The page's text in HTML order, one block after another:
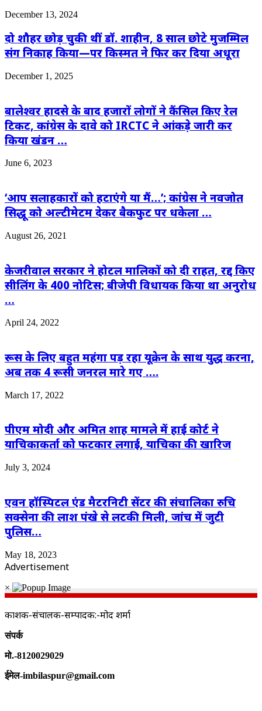
December 13, 2024
दो शौहर छोड़ चुकी थीं डॉ. शाहीन, 8 साल छोटे मुजम्मिल
संग निकाह किया—पर किस्मत ने फिर कर दिया अधूरा
December 1, 2025
बालेश्वर हादसे के बाद हजारों लोगों ने कैंसिल किए रेल
टिकट, कांग्रेस के दावे को IRCTC ने आंकड़े जारी कर
किया खंडन …
June 6, 2023
‘आप सलाहकारों को हटाएंगे या मैं…’; कांग्रेस ने नवजोत
सिद्धू को अल्टीमेटम देकर बैकफुट पर धकेला …
August 26, 2021
केजरीवाल सरकार ने होटल मालिकों को दी राहत, रद्द किए
सीलिंग के 400 नोटिस; बीजेपी विधायक किया था अनुरोध
…
April 24, 2022
रूस के लिए बहुत महंगा पड़ रहा यूक्रेन के साथ युद्ध करना,
अब तक 4 रूसी जनरल मारे गए ….
March 17, 2022
पीएम मोदी और अमित शाह मामले में हाई कोर्ट ने
याचिकाकर्ता को फटकार लगाई, याचिका की खारिज
July 3, 2024
एवन हॉस्पिटल एंड मैटरनिटी सेंटर की संचालिका रुचि
सक्सेना की लाश पंखे से लटकी मिली, जांच में जुटी
पुलिस…
May 18, 2023
Advertisement
×
प्रकाशक-संचालक-सम्पादक:-प्रमोद शर्मा
संपर्क
मो.-8120029029
ईमेल-imbilaspur@gmail.com